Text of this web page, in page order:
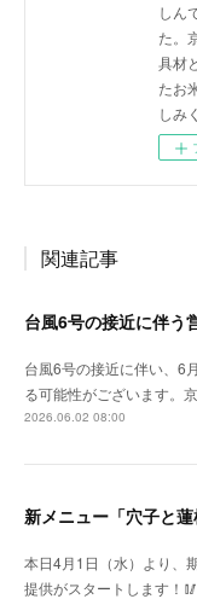
しん
た。
具材
たお
しみ
関連記事
台風6号の接近に伴う
台風6号の接近に伴い、6
る可能性がございます。
2026.06.02 08:00
本日4月1日（水）より、
提供がスタートします！